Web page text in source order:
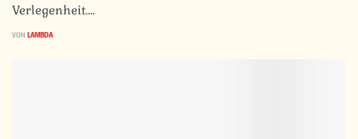
Verlegenheit....
VON LAMBDA